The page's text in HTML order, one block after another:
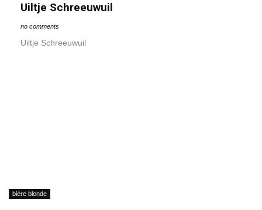
Uiltje Schreeuwuil
no comments
Uiltje Schreeuwuil
bière blonde